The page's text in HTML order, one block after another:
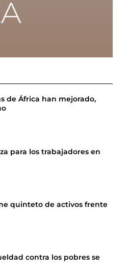
de África han mejorado,
para los trabajadores en
quinteto de activos frente
contra los pobres se